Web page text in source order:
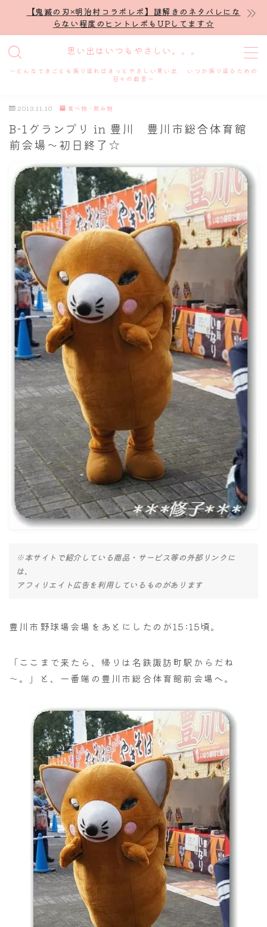
【鬼滅の刃×明治村コラボレポ】謎解きのネタバレにな
らない程度のヒントレポもUPしてます☆
思い出はいつもやさしい。。。
～どんなできごとも振り返ればきっとやさしい思い出 いつか振り返るための
日々の戯言～
MENU
プロフィール
謎解き
ホテル滞在記
舞台・ライブ
名古屋
ナナちゃん人形
2013.11.10 食べ物・飲み物
B-1グランプリ in 豊川 豊川市総合体育館
前会場～初日終了☆
※本サイトで紹介している商品・サービス等の外部リンクに
は、
アフィリエイト広告を利用しているものがあります
豊川市野球場会場をあとにしたのが15:15頃。
「ここまで来たら、帰りは名鉄諏訪町駅からだね
～。」と、一番端の豊川市総合体育館前会場へ。